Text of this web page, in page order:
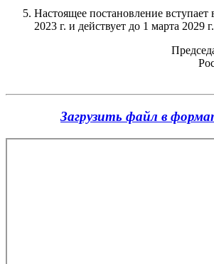
Настоящее постановление вступает
2023 г. и действует до 1 марта 2029 г.
Загрузить файл в